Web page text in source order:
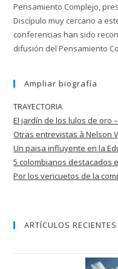
Pensamiento Complejo,
Discípulo muy cercano a
conferencias han sido
difusión del Pensamiento
Ampliar biografía
TRAYECTORIA
El jardín de los lulos de oro
Otras entrevistas à Nelson
Un paisa influyente en la
5 colombianos destacados
Por los vericuetos de la
ARTÍCULOS RECIENTES